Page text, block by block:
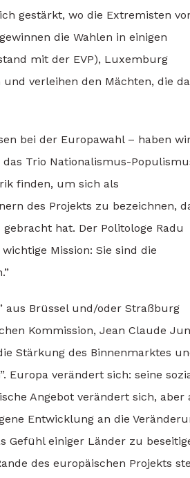
gestärkt, wo die Extremisten
die Wahlen in einigen
mit der EVP), Luxemburg
verleihen den Mächten, die
bei der Europawahl – haben
Trio Nationalismus-
finden, um sich als
des Projekts zu bezeichnen,
hat. Der Politologe Radu
Mission: Sie sind die
aus Brüssel und/oder Straßburg
Kommission, Jean Claude
Stärkung des Binnenmarktes
Europa verändert sich: seine
Angebot verändert sich, aber
Entwicklung an die
Gefühl einiger Länder zu
des europäischen Projekts